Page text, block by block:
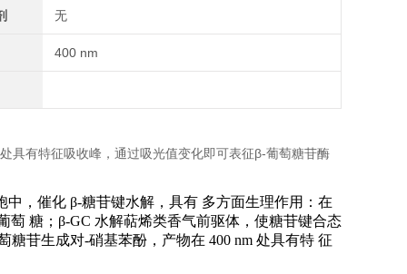
无
400 nm
具有特征吸收峰，通过吸光值变化即可表征β-葡萄糖苷酶
中，催化 β-糖苷键水解，具有 多方面生理作用：在
萄 糖； β-GC 水解萜烯类香气前驱体，使糖苷键合态
糖苷生成对-硝基苯酚，产物在 400 nm 处具有特 征